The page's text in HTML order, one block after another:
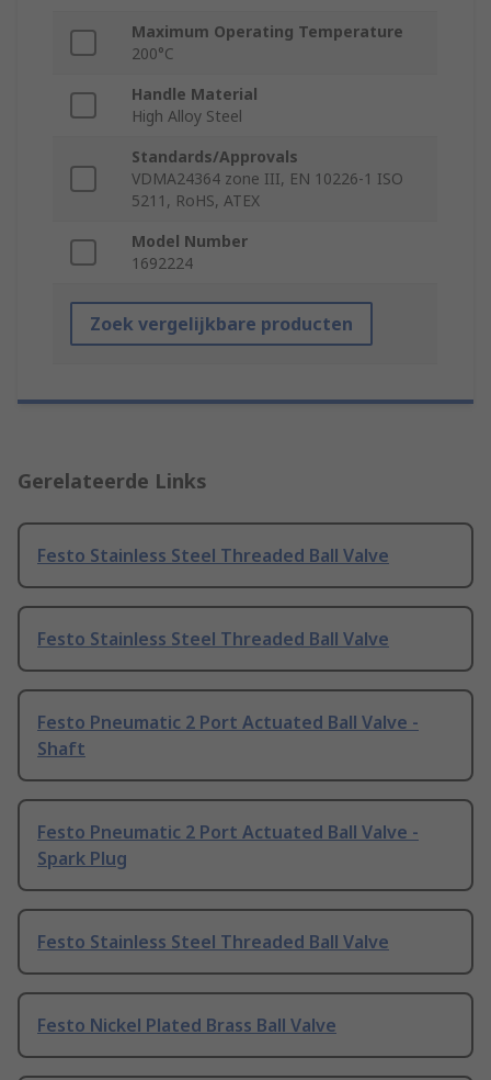
Maximum Operating Temperature
200°C
Handle Material
High Alloy Steel
Standards/Approvals
VDMA24364 zone III, EN 10226-1 ISO
5211, RoHS, ATEX
Model Number
1692224
Zoek vergelijkbare producten
Gerelateerde Links
Festo Stainless Steel Threaded Ball Valve
Festo Stainless Steel Threaded Ball Valve
Festo Pneumatic 2 Port Actuated Ball Valve -
Shaft
Festo Pneumatic 2 Port Actuated Ball Valve -
Spark Plug
Festo Stainless Steel Threaded Ball Valve
Festo Nickel Plated Brass Ball Valve